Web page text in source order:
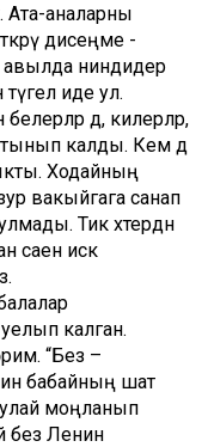
Ата-аналарны
дисеңме -
авылда ниндидер
түгел иде ул.
белерләр дә, килерләр,
калды. Кем дә
Ходайның
зур вакыйгага санап
Тик хәтердән
саен искә
калган.
“Без –
бабайның шат
моңланып
без Ленин